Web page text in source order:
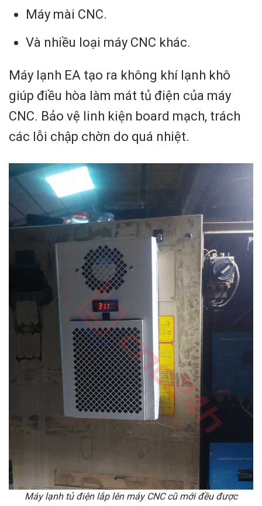
Máy mài CNC.
Và nhiều loại máy CNC khác.
Máy lạnh EA tạo ra không khí lạnh khô
giúp điều hòa làm mát tủ điện của máy
CNC. Bảo vệ linh kiện board mạch, trách
các lỗi chập chờn do quá nhiệt.
Máy lạnh tủ điện lắp lên máy CNC cũ mới đều được